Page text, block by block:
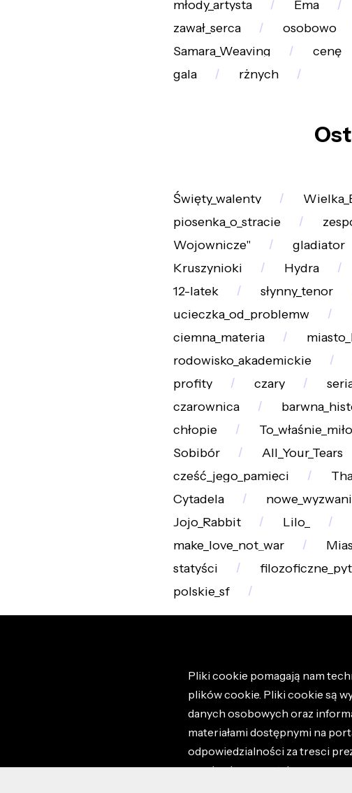
młody_artysta
Ema
zawał_serca
osobowo
Samara_Weaving
cenę
gala
rżnych
Święty_walenty
piosenka_o_stracie
Wojownicze"
gladiator
Kruszynioki
Hydra
12-latek
słynny_tenor
ucieczka_od_problemw
ciemna_materia
rodowisko_akademickie
profity
czary
czarownica
chłopie
Sobibór
All_Your_Tears
cześć_jego_pamięci
Cytadela
Jojo_Rabbit
Lilo_
make_love_not_war
statyści
polskie_sf
Pliki cookie pomagają nam
plików cookie. Pliki cookie są
danych osobowych oraz
materiałami dostępnymi na
odpowiedzialności za tresci
regulaminem portalu oraz